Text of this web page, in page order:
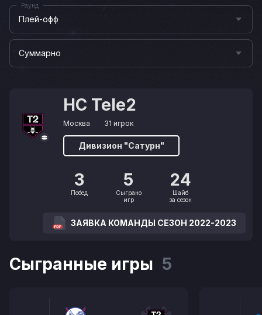
Плей-офф
Раунд
Суммарно
HC Tele2
Москва 31 игрок
Дивизион "Сатурн"
3
Побед
5
Сыграно
игр
24
Шайб
за сезон
ЗАЯВКА КОМАНДЫ СЕЗОН 2022-2023
Сыгранные игры 5